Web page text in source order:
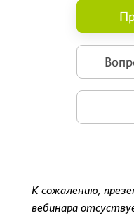
К сожалению,
вебинара